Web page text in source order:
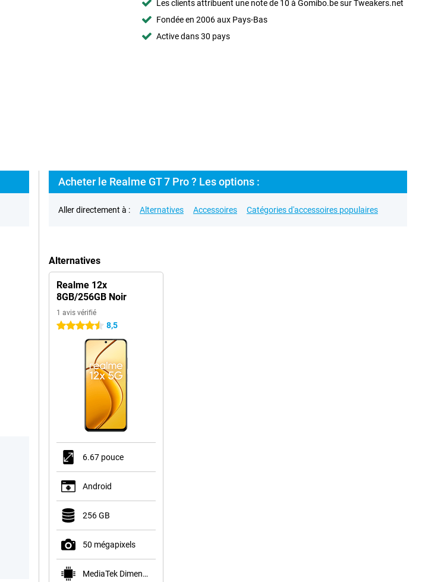
Les clients attribuent une note de 10 à Gomibo.be sur Tweakers.net
Fondée en 2006 aux Pays-Bas
Active dans 30 pays
Acheter le Realme GT 7 Pro ? Les options :
Aller directement à : Alternatives Accessoires Catégories d'accessoires populaires
Alternatives
Realme 12x
8GB/256GB Noir
1 avis vérifié
4.5 étoiles 8,5
6.67 pouce
Android
256 GB
50 mégapixels
MediaTek Dimensity 6100+